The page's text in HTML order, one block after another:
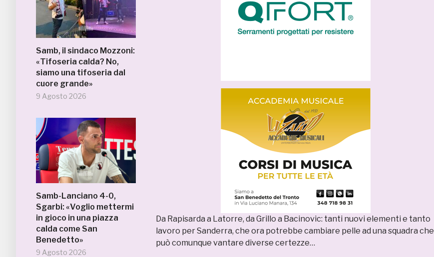
Samb, il sindaco Mozzoni:
«Tifoseria calda? No,
siamo una tifoseria dal
cuore grande»
9 Agosto 2026
Samb-Lanciano 4-0,
Sgarbi: «Voglio mettermi
in gioco in una piazza
calda come San
Benedetto»
9 Agosto 2026
Da Rapisarda a Latorre, da Grillo a Bacinovic: tanti nuovi elementi e tanto
lavoro per Sanderra, che ora potrebbe cambiare pelle ad una squadra che
può comunque vantare diverse certezze…